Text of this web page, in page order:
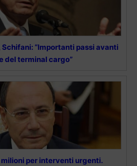
“Importanti passi avanti
del terminal cargo”
per interventi urgenti.